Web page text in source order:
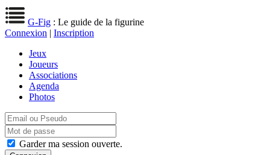
G-Fig : Le guide de la figurine
Connexion | Inscription
Jeux
Joueurs
Associations
Agenda
Photos
Garder ma session ouverte.